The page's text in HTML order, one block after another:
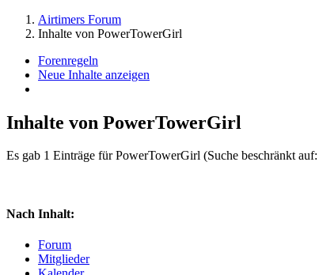
Airtimers Forum
Inhalte von PowerTowerGirl
Forenregeln
Neue Inhalte anzeigen
Inhalte von PowerTowerGirl
Es gab 1 Einträge für PowerTowerGirl (Suche beschränkt
Nach Inhalt:
Forum
Mitglieder